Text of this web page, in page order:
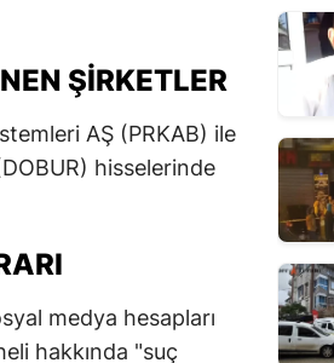
ŞIRKETLER
AŞ (PRKAB) ile
hisselerinde
medya hesapları
hakkında "suç